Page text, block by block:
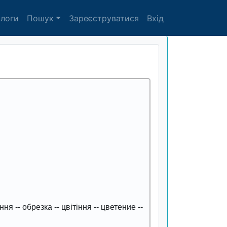
Пошук Зареєструватися Вхід
-- обрезка -- цвітіння -- цветение --